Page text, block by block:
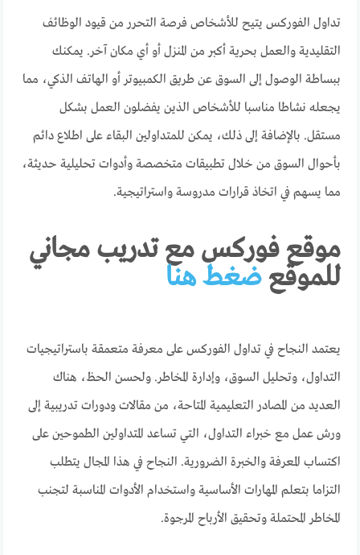
تداول الفوركس يتيح للأشخاص فرصة التحرر من قيود الوظائف
التقليدية والعمل بحرية أكبر من المنزل أو أي مكان آخر. يمكنك
ببساطة الوصول إلى السوق عن طريق الكمبيوتر أو الهاتف الذكي، مما
يجعله نشاطا مناسبا للأشخاص الذين يفضلون العمل بشكل
مستقل. بالإضافة إلى ذلك، يمكن للمتداولين البقاء على اطلاع دائم
بأحوال السوق من خلال تطبيقات متخصصة وأدوات تحليلية حديثة،
مما يسهم في اتخاذ قرارات مدروسة واستراتيجية.
موقع فوركس مع تدريب مجاني
للموقعضغط هنا
يعتمد النجاح في تداول الفوركس على معرفة متعمقة باستراتيجيات
التداول، وتحليل السوق، وإدارة المخاطر. ولحسن الحظ، هناك
العديد من المصادر التعليمية المتاحة، من مقالات ودورات تدريبية إلى
ورش عمل مع خبراء التداول، التي تساعد المتداولين الطموحين على
اكتساب المعرفة والخبرة الضرورية. النجاح في هذا المجال يتطلب
التزاما بتعلم المهارات الأساسية واستخدام الأدوات المناسبة لتجنب
المخاطر المحتملة وتحقيق الأرباح المرجوة.